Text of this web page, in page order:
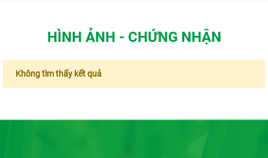
HÌNH ẢNH - CHỨNG NHẬN
Không tìm thấy kết quả